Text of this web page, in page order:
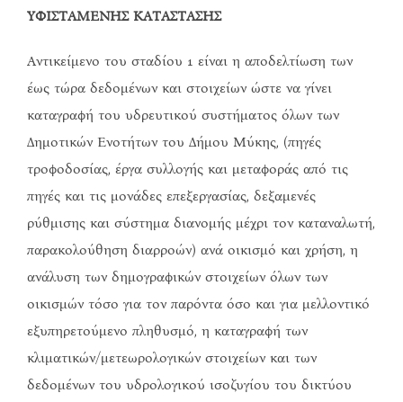
ΥΦΙΣΤΑΜΕΝΗΣ ΚΑΤΑΣΤΑΣΗΣ
Αντικείμενο του σταδίου 1 είναι η αποδελτίωση των
έως τώρα δεδομένων και στοιχείων ώστε να γίνει
καταγραφή του υδρευτικού συστήματος όλων των
Δημοτικών Ενοτήτων του Δήμου Μύκης, (πηγές
τροφοδοσίας, έργα συλλογής και μεταφοράς από τις
πηγές και τις μονάδες επεξεργασίας, δεξαμενές
ρύθμισης και σύστημα διανομής μέχρι τον καταναλωτή,
παρακολούθηση διαρροών) ανά οικισμό και χρήση, η
ανάλυση των δημογραφικών στοιχείων όλων των
οικισμών τόσο για τον παρόντα όσο και για μελλοντικό
εξυπηρετούμενο πληθυσμό, η καταγραφή των
κλιματικών/μετεωρολογικών στοιχείων και των
δεδομένων του υδρολογικού ισοζυγίου του δικτύου